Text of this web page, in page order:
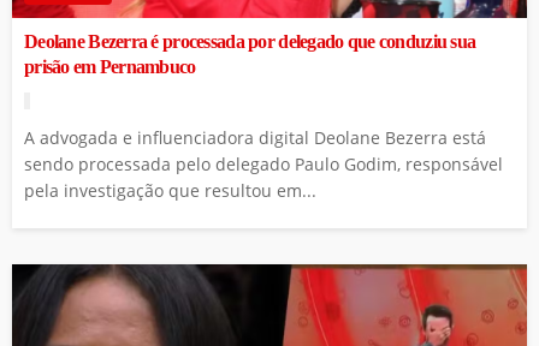
Deolane Bezerra é processada por delegado que conduziu sua
prisão em Pernambuco
A advogada e influenciadora digital Deolane Bezerra está
sendo processada pelo delegado Paulo Godim, responsável
pela investigação que resultou em...